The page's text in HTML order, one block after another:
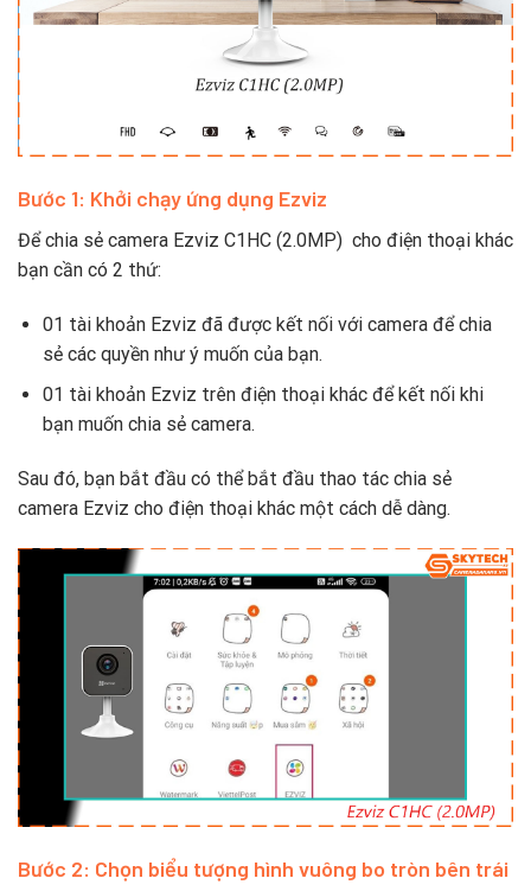
Bước 1: Khởi chạy ứng dụng Ezviz
Để chia sẻ camera Ezviz C1HC (2.0MP) cho điện thoại khác
bạn cần có 2 thứ:
01 tài khoản Ezviz đã được kết nối với camera để chia
sẻ các quyền như ý muốn của bạn.
01 tài khoản Ezviz trên điện thoại khác để kết nối khi
bạn muốn chia sẻ camera.
Sau đó, bạn bắt đầu có thể bắt đầu thao tác chia sẻ
camera Ezviz cho điện thoại khác một cách dễ dàng.
Bước 2: Chọn biểu tượng hình vuông bo tròn bên trái